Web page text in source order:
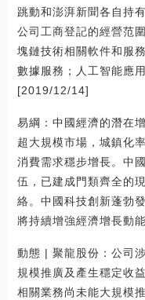
跳動和澎湃新聞各自持
公司工商登記的經營范
塊鏈技術相關軟件和服
數據服務；人工智能應
[2019/12/14]
易綱：中國經濟的潛在
超大規模市場，城鎮化
消費需求穩步增長。中
伍，已建成門類齊全的
絡。中國科技創新蓬勃
將持續增強經濟增長動能
動態 | 聚龍股份：公司
規模推廣及產生穩定收
相關業務尚未能大規模